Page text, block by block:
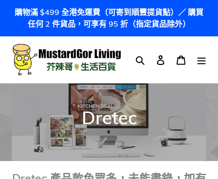
容
購物滿 $499 全港免運費（可寄到順豐提貨點）／ 購買
任何 2 件貨品，可享有 95 折（指定貨品除外）
搜尋 登入 購物車
商
品
系
Dretec